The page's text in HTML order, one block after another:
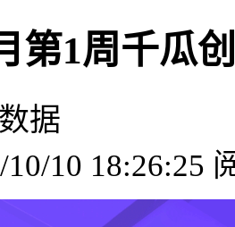
第1周千瓜
据
10 18:26:25